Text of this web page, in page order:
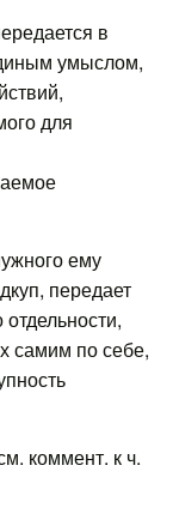
в
умыслом,
для
ему
передает
самим по себе,
коммент. к ч.